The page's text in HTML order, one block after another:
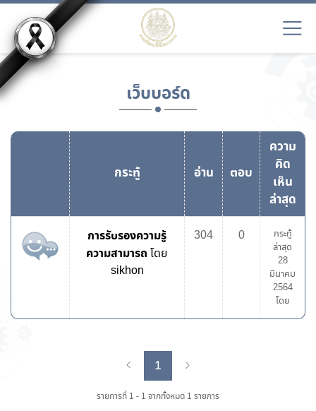
เว็บบอร์ด
กระทู้ อ่าน ตอบ
ความ
คิด
เห็น
ล่าสุด
การรับรองความรู้
ความสามารถ โดย
sikhon
304 0
กระทู้
ล่าสุด
28
มีนาคม
2564
โดย
Previous
1
รายการที่ 1 - 1 จากทั้งหมด 1 รายการ